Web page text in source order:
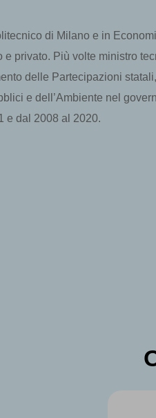
di Milano e in
privato. Più volte ministro
delle Partecipazioni
e dell’Ambiente nel
e dal 2008 al 2020.